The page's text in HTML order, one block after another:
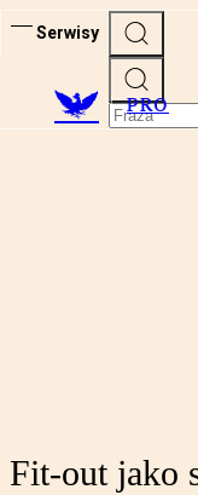
Serwisy
PRO
Fit-out jako